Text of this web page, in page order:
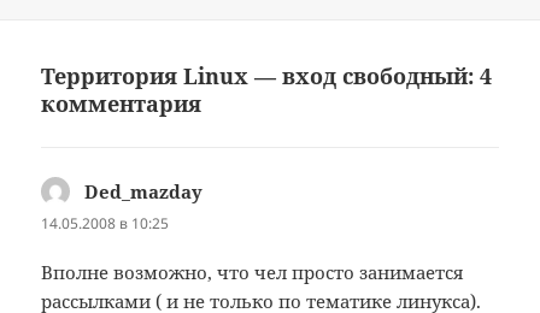
Территория Linux — вход свободный: 4
комментария
Ded_mazday
14.05.2008 в 10:25
Вполне возможно, что чел просто занимается
рассылками ( и не только по тематике линукса).